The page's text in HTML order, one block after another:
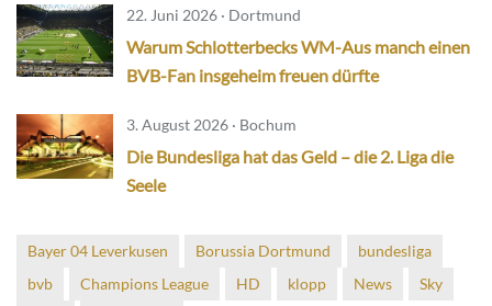
22. Juni 2026 · Dortmund
Warum Schlotterbecks WM-Aus manch einen
BVB-Fan insgeheim freuen dürfte
3. August 2026 · Bochum
Die Bundesliga hat das Geld – die 2. Liga die
Seele
Bayer 04 Leverkusen Borussia Dortmund
bundesliga
bvb
Champions League HD klopp News
Sky